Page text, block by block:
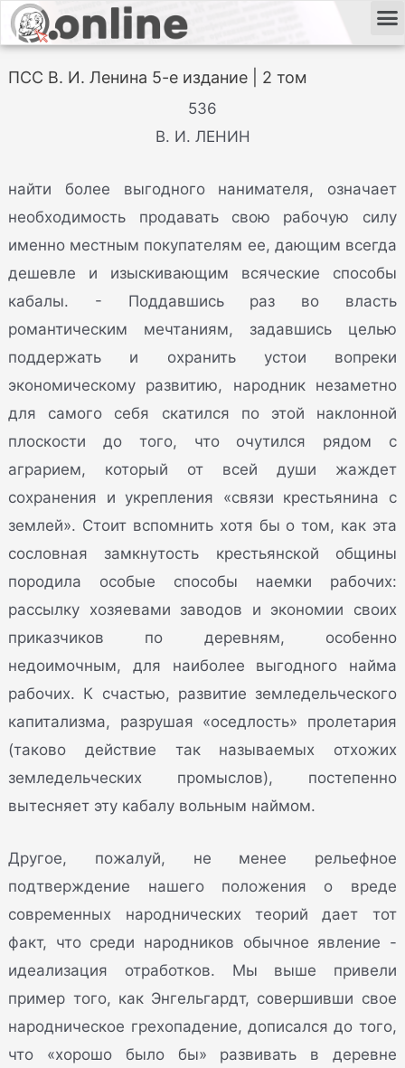
ПСС В. И. Ленина 5-е издание | 2 том
536
В. И. ЛЕНИН
найти более выгодного нанимателя, означает
необходимость продавать свою рабочую силу
именно местным покупателям ее, дающим всегда
дешевле и изыскивающим всяческие способы
кабалы. - Поддавшись раз во власть
романтическим мечтаниям, задавшись целью
поддержать и охранить устои вопреки
экономическому развитию, народник незаметно
для самого себя скатился по этой наклонной
плоскости до того, что очутился рядом с
аграрием, который от всей души жаждет
сохранения и укрепления «связи крестьянина с
землей». Стоит вспомнить хотя бы о том, как эта
сословная замкнутость крестьянской общины
породила особые способы наемки рабочих:
рассылку хозяевами заводов и экономии своих
приказчиков по деревням, особенно
недоимочным, для наиболее выгодного найма
рабочих. К счастью, развитие земледельческого
капитализма, разрушая «оседлость» пролетария
(таково действие так называемых отхожих
земледельческих промыслов), постепенно
вытесняет эту кабалу вольным наймом.
Другое, пожалуй, не менее рельефное
подтверждение нашего положения о вреде
современных народнических теорий дает тот
факт, что среди народников обычное явление -
идеализация отработков. Мы выше привели
пример того, как Энгельгардт, совершивши свое
народническое грехопадение, дописался до того,
что «хорошо было бы» развивать в деревне